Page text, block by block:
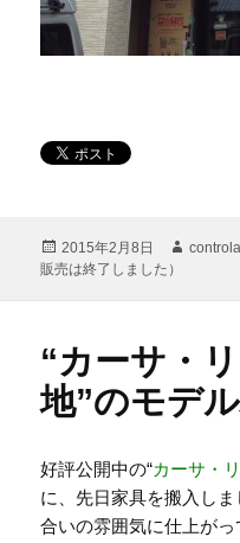
投
稿
2015年2月8日
作
販売は終了しました）
“カーサ・
地”のモデ
好評公開中の“カーサ・
に、先日家具を搬入し
合いの雰囲気に仕上が